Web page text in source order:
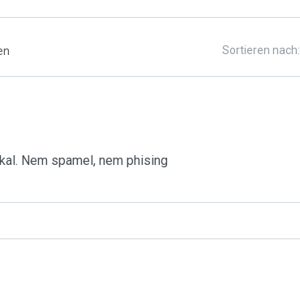
Sortieren nach:
Nem spamel, nem phising